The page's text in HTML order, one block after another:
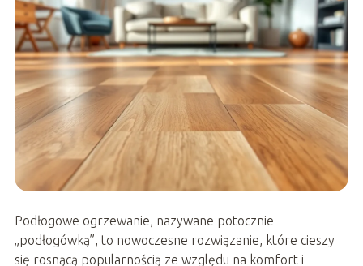
Podłogowe ogrzewanie, nazywane potocznie
„podłogówką”, to nowoczesne rozwiązanie, które cieszy
się rosnącą popularnością ze względu na komfort i